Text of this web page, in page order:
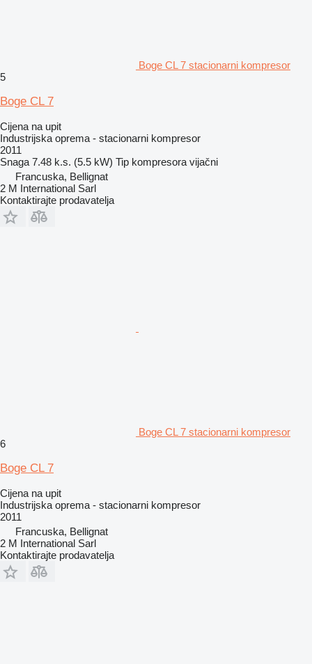
Boge CL 7 stacionarni kompresor
5
Boge CL 7
Cijena na upit
Industrijska oprema - stacionarni kompresor
2011
Snaga 7.48 k.s. (5.5 kW) Tip kompresora vijačni
Francuska, Bellignat
2 M International Sarl
Kontaktirajte prodavatelja
Boge CL 7 stacionarni kompresor
6
Boge CL 7
Cijena na upit
Industrijska oprema - stacionarni kompresor
2011
Francuska, Bellignat
2 M International Sarl
Kontaktirajte prodavatelja